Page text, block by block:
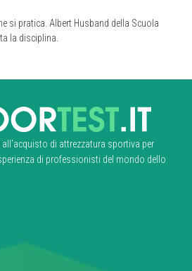
si pratica. Albert Husband della Scuola
la disciplina.
di attrezzatura sportiva per
di professionisti del mondo dello